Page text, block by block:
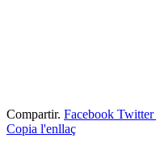
Compartir. Facebook Twitter
Copia l'enllaç